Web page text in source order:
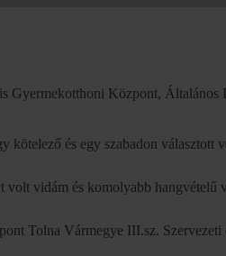
Gyermekotthoni Központ, Általános
kötelező és egy szabadon választott
volt vidám és komolyabb hangvételű
Tolna Vármegye III.sz. Szervezeti